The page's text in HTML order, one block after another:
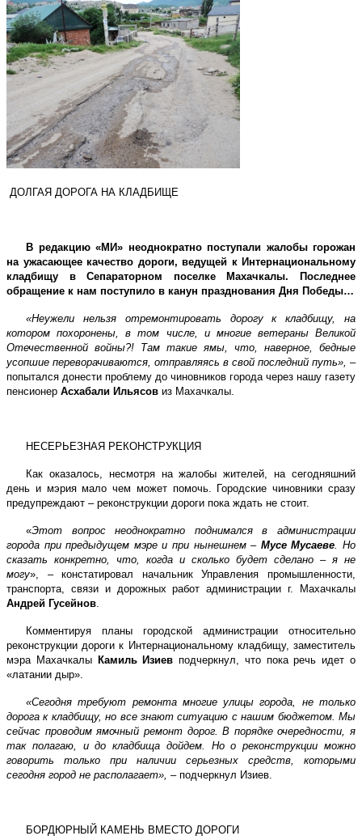
ДОЛГАЯ ДОРОГА НА КЛАДБИЩЕ
В редакцию «МИ» неоднократно поступали жалобы горожан
на ужасающее качество дороги, ведущей к Интернациональному
кладбищу в Сепараторном поселке Махачкалы. Последнее
обращение к нам поступило в канун празднования Дня Победы…
«Неужели нельзя отремонтировать дорогу к кладбищу, на
котором похоронены, в том числе, и многие ветераны Великой
Отечественной войны?! Там такие ямы, что, наверное, бедные
усопшие переворачиваются, отправляясь в свой последний путь», –
попытался донести проблему до чиновников города через нашу газету
пенсионер Асхабали Ильясов из Махачкалы.
НЕСЕРЬЕЗНАЯ РЕКОНСТРУКЦИЯ
Как оказалось, несмотря на жалобы жителей, на сегодняшний
день и мэрия мало чем может помочь. Городские чиновники сразу
предупреждают – реконструкции дороги пока ждать не стоит.
«Этот вопрос неоднократно поднимался в администрации
города при предыдущем мэре и при нынешнем – Мусе Мусаеве . Но
сказать конкретно, что, когда и сколько будет сделано – я не
могу», – констатировал начальник Управления промышленности,
транспорта, связи и дорожных работ администрации г. Махачкалы
Андрей Гусейнов
Комментируя планы городской администрации относительно
реконструкции дороги к Интернациональному кладбищу, заместитель
мэра Махачкалы Камиль Изиев подчеркнул, что пока речь идет о
«латании дыр».
«Сегодня требуют ремонта многие улицы города, не только
дорога к кладбищу, но все знают ситуацию с нашим бюджетом. Мы
сейчас проводим ямочный ремонт дорог. В порядке очередности, я
так полагаю, и до кладбища дойдем. Но о реконструкции можно
говорить только при наличии серьезных средств, которыми
сегодня город не располагает», – подчеркнул Изиев.
БОРДЮРНЫЙ КАМЕНЬ ВМЕСТО ДОРОГИ